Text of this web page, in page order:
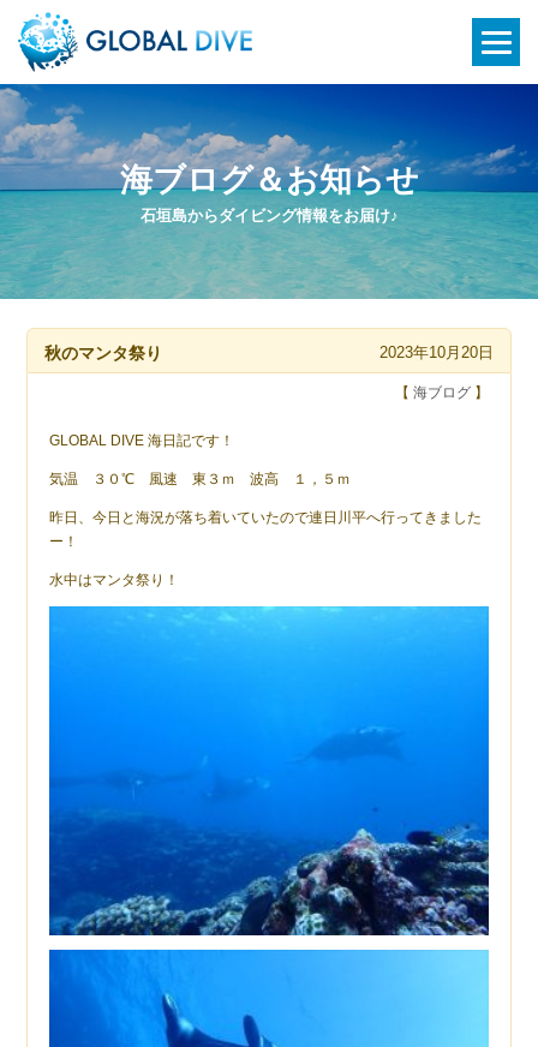
石垣島からダイビング情報をお届け♪
海ブログ＆お知らせ
秋のマンタ祭り 2023年10月20日
【 海ブログ】
GLOBAL DIVE 海日記です！
気温 ３０℃ 風速 東３ｍ 波高 １，５ｍ
昨日、今日と海況が落ち着いていたので連日川平へ行ってきました
ー！
水中はマンタ祭り！